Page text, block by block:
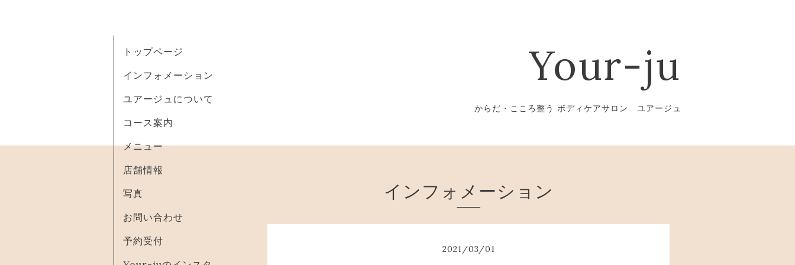
Your-ju
からだ・こころ整う ボディケアサロン ユアージュ
トップページ
インフォメーション
ユアージュについて
コース案内
メニュー
店舗情報
写真
お問い合わせ
予約受付
インフォメーション
2021/03/01